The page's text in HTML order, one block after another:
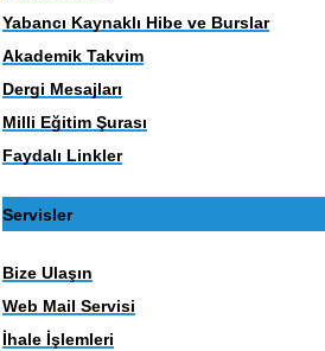
Yabancı Kaynaklı Hibe ve Burslar
Akademik Takvim
Dergi Mesajları
Milli Eğitim Şurası
Faydalı Linkler
Servisler
Bize Ulaşın
Web Mail Servisi
İhale İşlemleri